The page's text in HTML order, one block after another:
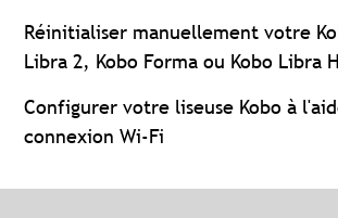
Réinitialiser manuellement votre
Libra 2, Kobo Forma ou Kobo Libra
Configurer votre liseuse Kobo à
connexion Wi-Fi